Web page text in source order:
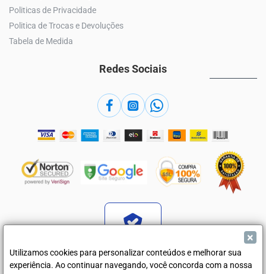
×
Utilizamos cookies para personalizar conteúdos e melhorar sua
experiência. Ao continuar navegando, você concorda com a nossa
Politicas de Privacidade
Politica de Trocas e Devoluções
Tabela de Medida
Redes Sociais